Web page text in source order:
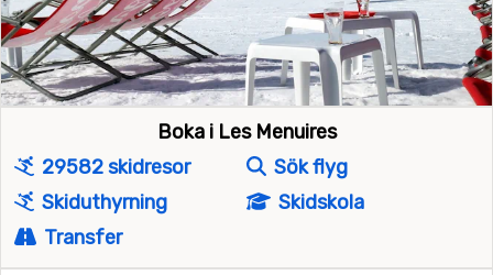
Boka i Les Menuires
29582 skidresor
Sök flyg
Skiduthyrning
Skidskola
Transfer